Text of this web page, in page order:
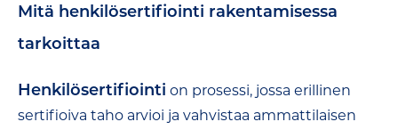
Mitä henkilösertifiointi rakentamisessa
tarkoittaa
Henkilösertifiointi on prosessi, jossa erillinen
sertifioiva taho arvioi ja vahvistaa ammattilaisen